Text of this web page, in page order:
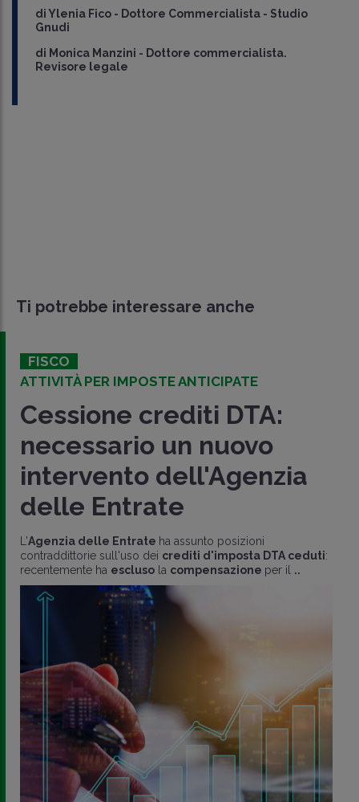
diYlenia Fico - Dottore Commercialista - Studio
Gnudi
di Monica Manzini - Dottore commercialista.
Revisore legale
Ti potrebbe interessare anche
FISCO
ATTIVITÀ PER IMPOSTE ANTICIPATE
Cessione crediti DTA:
necessario un nuovo
intervento dell'Agenzia
delle Entrate
L'Agenzia delle Entrate ha assunto posizioni
contraddittorie sull'uso dei crediti d'imposta DTA ceduti:
recentemente ha escluso la compensazione per il ..